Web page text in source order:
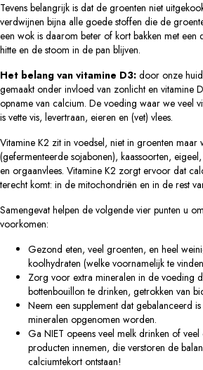
Tevens belangrijk is dat de groenten niet
verdwijnen bijna alle goede stoffen die de
een wok is daarom beter of kort bakken met een
hitte en de stoom in de pan blijven.
Het belang van vitamine D3: door onze
gemaakt onder invloed van zonlicht en vitamine
opname van calcium. De voeding waar we veel
is vette vis, levertraan, eieren en (vet) vlees.
Vitamine K2 zit in voedsel, niet in groenten maar
(gefermenteerde sojabonen), kaassoorten,
en orgaanvlees. Vitamine K2 zorgt ervoor dat
terecht komt: in de mitochondriën en in de rest
Samengevat helpen de volgende vier punten u
voorkomen:
Gezond eten, veel groenten, en heel
koolhydraten (welke voornamelijk te
Zorg voor extra mineralen in de voeding
bottenbouillon te drinken, getrokken van
Neem een supplement dat gebalanceerd
mineralen opgenomen worden.
Ga NIET opeens veel melk drinken of
producten innemen, die verstoren de
calciumtekort ontstaan!